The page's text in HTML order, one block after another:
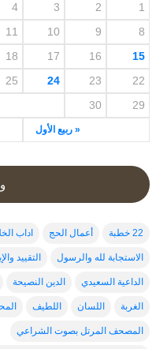
« ربيع الأول
1
2
3
4
8
9
10
11
15
16
17
18
22
23
24
25
29
30
22 خطبة أعمال الحج اداب
الاستجابة لله والرسول التقييد
الداعية السعيدي الدين النصيحة
الغربة اللسان اللطيف
المصحف المرتل بصوت الشراعي